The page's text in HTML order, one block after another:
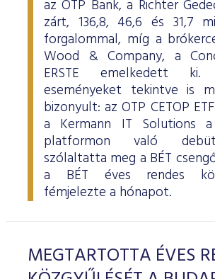
az OTP Bank, a Richter
zárt, 136,8, 46,6 és 31,7
forgalommal, míg a
Wood & Company, a
ERSTE emelkedett
eseményeket tekintve is
bizonyult: az OTP CETOP
a Kermann IT Solutions
platformon való
szólaltatta meg a BÉT
a BÉT éves rendes
fémjelezte a hónapot.
MEGTARTOTTA ÉVES